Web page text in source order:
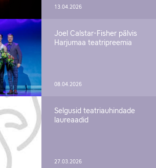
13.04.2026
Joel Calstar-Fisher pälvis
Harjumaa teatripreemia
08.04.2026
Selgusid teatriauhindade
laureaadid
27.03.2026